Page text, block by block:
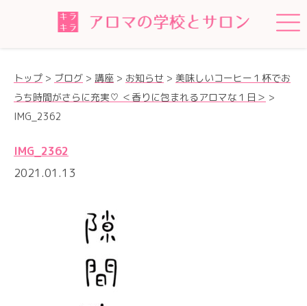
トップ > ブログ > 講座 > お知らせ > 美味しいコーヒー１杯でお
うち時間がさらに充実♡ ＜香りに包まれるアロマな１日＞ >
IMG_2362
IMG_2362
2021.01.13